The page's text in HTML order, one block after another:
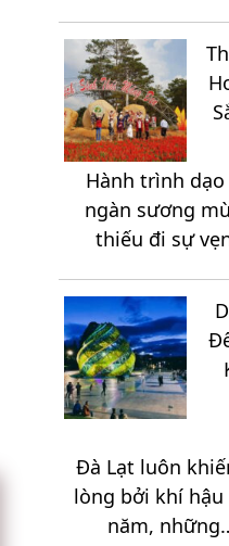
Hành trình
ngàn sương
thiếu đi sự
Đà Lạt luôn
lòng bởi khí
năm,